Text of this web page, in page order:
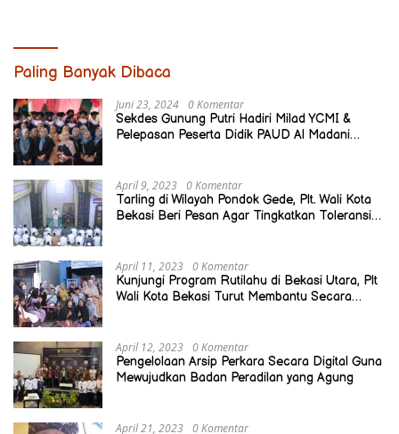
Paling Banyak Dibaca
Juni 23, 2024 0 Komentar
Sekdes Gunung Putri Hadiri Milad YCMI &
Pelepasan Peserta Didik PAUD Al Madani
April 9, 2023 0 Komentar
Tarling di Wilayah Pondok Gede, Plt. Wali Kota
Bekasi Beri Pesan Agar Tingkatkan Toleransi
April 11, 2023 0 Komentar
Kunjungi Program Rutilahu di Bekasi Utara, Plt
Wali Kota Bekasi Turut Membantu Secara
April 12, 2023 0 Komentar
Pengelolaan Arsip Perkara Secara Digital Guna
Mewujudkan Badan Peradilan yang Agung
April 21, 2023 0 Komentar